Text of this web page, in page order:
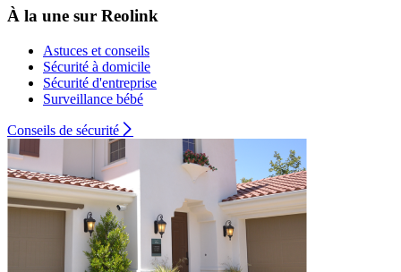
À la une sur Reolink
Astuces et conseils
Sécurité à domicile
Sécurité d'entreprise
Surveillance bébé
Conseils de sécurité